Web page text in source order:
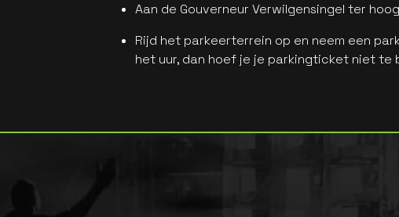
Aan de Gouverneur Verwilgensingel ter
Rijd het parkeerterrein op en neem een
het uur, dan hoef je je parkingticket niet te